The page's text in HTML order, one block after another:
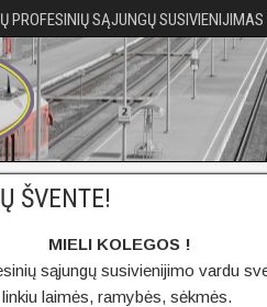
PROFESINIŲ SĄJUNGŲ SUSIVIENIJIMAS
ŠVENTE!
MIELI KOLEGOS !
sąjungų susivienijimo vardu
linkiu laimės, ramybės, sėkmės.